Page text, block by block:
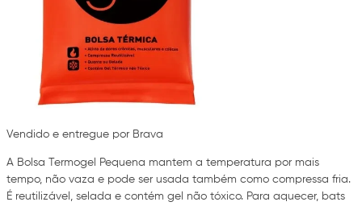
Vendido e entregue por Brava
A Bolsa Termogel Pequena mantem a temperatura por mais
tempo, não vaza e pode ser usada também como compressa fria.
É reutilizável, selada e contém gel não tóxico. Para aquecer, bats